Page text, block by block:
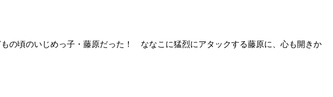
の頃のいじめっ子・藤原だった！ ななこに猛烈にアタックする藤原に、心も開きか